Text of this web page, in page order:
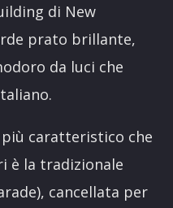
di New
prato brillante,
da luci che
caratteristico che
è la tradizionale
cancellata per